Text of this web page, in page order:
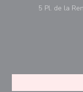
5 Pl. de la